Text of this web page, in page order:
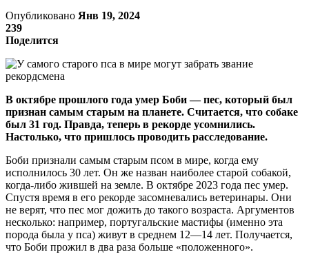
Опубликовано Янв 19, 2024
239
Поделится
В октябре прошлого года умер Боби — пес, который был
признан самым старым на планете. Считается, что собаке
был 31 год. Правда, теперь в рекорде усомнились.
Настолько, что пришлось проводить расследование.
Боби признали самым старым псом в мире, когда ему
исполнилось 30 лет. Он же назван наиболее старой собакой,
когда-либо жившей на земле. В октябре 2023 года пес умер.
Спустя время в его рекорде засомневались ветеринары. Они
не верят, что пес мог дожить до такого возраста. Аргументов
несколько: например, португальские мастифы (именно эта
порода была у пса) живут в среднем 12—14 лет. Получается,
что Боби прожил в два раза больше «положенного».